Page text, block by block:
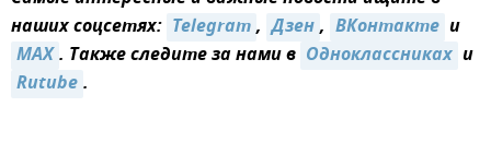
наших соцсетях: Telegram, Дзен, ВКонтакте и
MAX. Также следите за нами в Одноклассниках и
Rutube.